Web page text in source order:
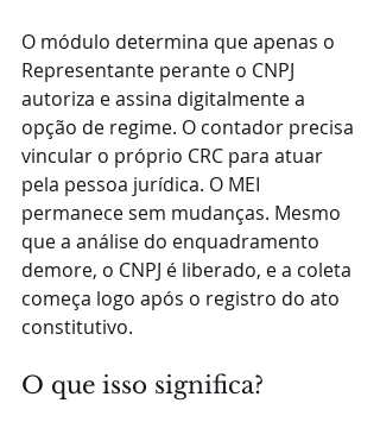
O módulo determina que apenas o
Representante perante o CNPJ
autoriza e assina digitalmente a
opção de regime. O contador precisa
vincular o próprio CRC para atuar
pela pessoa jurídica. O MEI
permanece sem mudanças. Mesmo
que a análise do enquadramento
demore, o CNPJ é liberado, e a coleta
começa logo após o registro do ato
constitutivo.
O que isso significa?